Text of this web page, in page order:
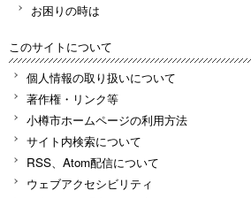
お困りの時は
このサイトについて
個人情報の取り扱いについて
著作権・リンク等
小樽市ホームページの利用方法
サイト内検索について
RSS、Atom配信について
ウェブアクセシビリティ